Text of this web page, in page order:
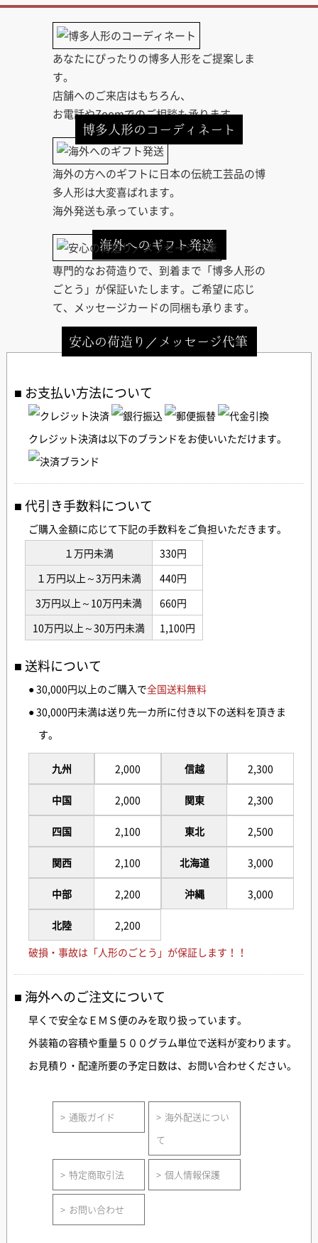
博多人形のコーディネート
あなたにぴったりの博多人形をご提案しま
す。
店舗へのご来店はもちろん、
お電話やZoomでのご相談も承ります。
海外へのギフト発送
海外の方へのギフトに日本の伝統工芸品の博
多人形は大変喜ばれます。
海外発送も承っています。
安心の荷造り／メッセージ代筆
専門的なお荷造りで、到着まで「博多人形の
ごとう」が保証いたします。ご希望に応じ
て、メッセージカードの同梱も承ります。
お支払い方法について
クレジット決済は以下のブランドをお使いいただけます。
代引き手数料について
ご購入金額に応じて下記の手数料をご負担いただきます。
１万円未満
330円
１万円以上～3万円未満
440円
3万円以上～10万円未満
660円
10万円以上～30万円未満
1,100円
送料について
● 30,000円以上のご購入で全国送料無料
● 30,000円未満は送り先一カ所に付き以下の送料を頂きま
す。
九州
中国
四国
関西
中部
北陸
2,000
2,000
2,100
2,100
2,200
2,200
信越
関東
東北
北海道
沖縄
2,300
2,300
2,500
3,000
3,000
破損・事故は「人形のごとう」が保証します！！
海外へのご注文について
早くで安全なＥＭＳ便のみを取り扱っています。
外装箱の容積や重量５００グラム単位で送料が変わります。
お見積り・配達所要の予定日数は、お問い合わせください。
通販ガイド
海外配送につい
て
特定商取引法 個人情報保護
お問い合わせ